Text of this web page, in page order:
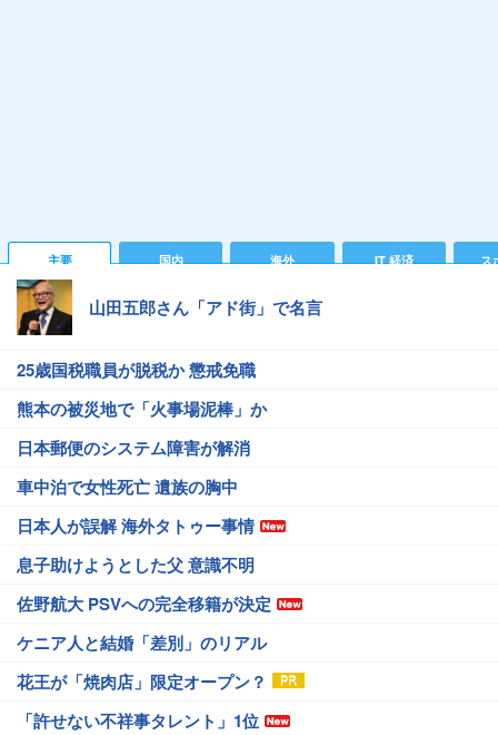
主要 国内 海外 IT 経済 ス
山田五郎さん「アド街」で名言
25歳国税職員が脱税か 懲戒免職
熊本の被災地で「火事場泥棒」か
日本郵便のシステム障害が解消
車中泊で女性死亡 遺族の胸中
日本人が誤解 海外タトゥー事情
息子助けようとした父 意識不明
佐野航大 PSVへの完全移籍が決定
ケニア人と結婚「差別」のリアル
花王が「焼肉店」限定オープン？
「許せない不祥事タレント」1位